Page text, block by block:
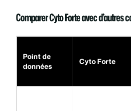
Comparer Cyto Forte avec d’autres
Point de
données
Cyto Forte